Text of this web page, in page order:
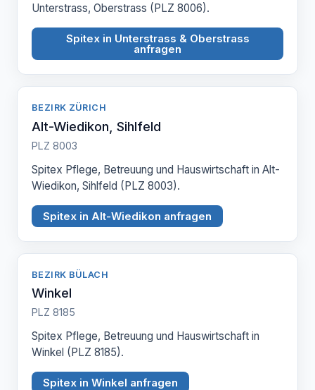
Unterstrass, Oberstrass (PLZ 8006).
Spitex in Unterstrass & Oberstrass
anfragen
BEZIRK ZÜRICH
Alt-Wiedikon, Sihlfeld
PLZ 8003
Spitex Pflege, Betreuung und Hauswirtschaft in Alt-
Wiedikon, Sihlfeld (PLZ 8003).
Spitex in Alt-Wiedikon anfragen
BEZIRK BÜLACH
Winkel
PLZ 8185
Spitex Pflege, Betreuung und Hauswirtschaft in
Winkel (PLZ 8185).
Spitex in Winkel anfragen